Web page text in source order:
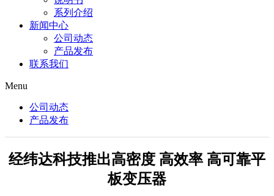
系列介绍
新闻中心
公司动态
产品发布
联系我们
Menu
公司动态
产品发布
经纬达科技推出高密度 高效率 高可靠平
板变压器